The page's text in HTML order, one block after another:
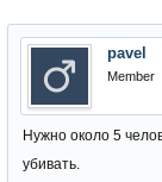
pavel
Member
Нужно около 5
убивать.